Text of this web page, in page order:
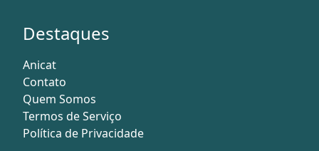
Destaques
Anicat
Contato
Quem Somos
Termos de Serviço
Política de Privacidade